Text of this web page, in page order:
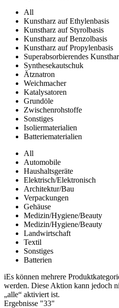
All
Kunstharz auf Ethylenbasis
Kunstharz auf Styrolbasis
Kunstharz auf Benzolbasis
Kunstharz auf Propylenbasis
Superabsorbierendes
Synthesekautschuk
Ätznatron
Weichmacher
Katalysatoren
Grundöle
Zwischenrohstoffe
Sonstiges
Isoliermaterialien
Batteriematerialien
All
Automobile
Haushaltsgeräte
Elektrisch/Elektronisch
Architektur/Bau
Verpackungen
Gehäuse
Medizin/Hygiene/Beauty
Medizin/Hygiene/Beauty
Landwirtschaft
Textil
Sonstiges
Batterien
iEs können mehrere
werden. Diese Aktion kann jedoch
„alle“ aktiviert ist.
Ergebnisse "33"